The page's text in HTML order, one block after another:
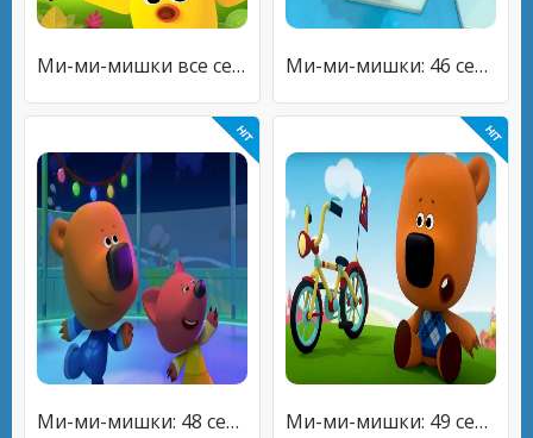
Ми-ми-мишки все серии Ми-ми-мишки: 46 серия - Лучший друг Лисички
Ми-ми-мишки: 48 серия - Мишки на льду Ми-ми-мишки: 49 серия - Мой друг велосипед